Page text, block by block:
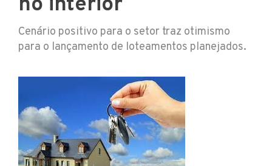
Cenário positivo para o setor traz otimismo
para o lançamento de loteamentos planejados.